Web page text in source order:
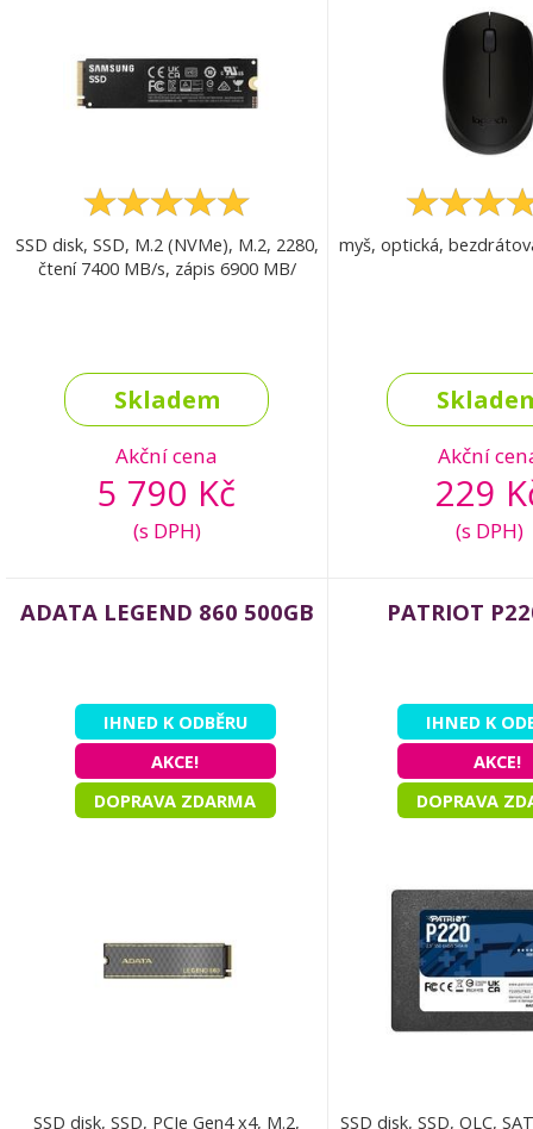
SSD disk, SSD, M.2 (NVMe), M.2, 2280,
čtení 7400 MB/s, zápis 6900 MB/
Skladem
Akční cena
5 790 Kč
(s DPH)
myš, optická,
Akční
229
(s DPH)
ADATA LEGEND 860 500GB
IHNED K ODBĚRU
AKCE!
DOPRAVA ZDARMA
SSD disk, SSD, PCIe Gen4 x4, M.2,
PATRIOT
IHNED K
AKCE!
DOPRAVA
SSD disk, SSD, QLC,